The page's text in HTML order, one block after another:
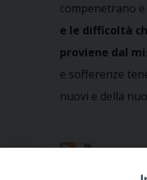
compenetrano
e le difficoltà
proviene dal
e sofferenze
nuovi e della
Condividi questo